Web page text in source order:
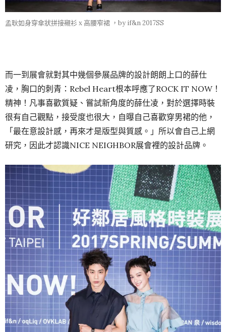
孟耿如身穿傘狀拼接襯衫 x 高腰窄裙 ，by if&n 2017SS
而一到展會就對其中幾個參展品牌的設計朗朗上口的薛仕
凌，胸口的刺青：Rebel Heart根本呼應了ROCK IT NOW！
精神！凡事喜歡質疑、嘗試新角度的薛仕凌，對於選擇時裝
很有自己觀點，接受度也很大，自曝自己喜歡穿男裙的他，
「最在意設計感，再來才是版型與質感。」所以會自己上網
研究，因此才認識NICE NEIGHBOR展會裡的設計品牌。